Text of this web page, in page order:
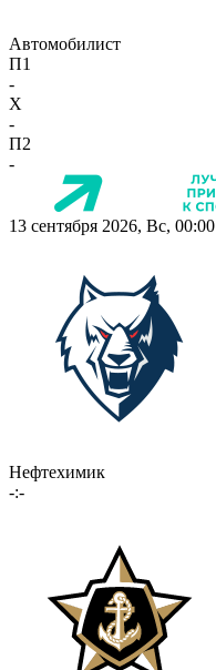
Автомобилист
П1
-
X
-
П2
-
13 сентября 2026, Вс, 00:00
Нефтехимик
-:-